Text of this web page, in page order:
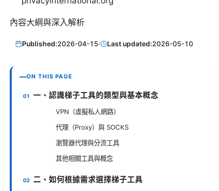
內容大綱與深入解析
Published:2026-04-15· Last updated:2026-05-10
ON THIS PAGE
一、認識梯子工具的類型與基本概念
VPN（虛擬私人網路）
代理（Proxy）與 SOCKS
瀏覽器代理與分流工具
其他相關工具與概念
二、如何根據需求選擇梯子工具